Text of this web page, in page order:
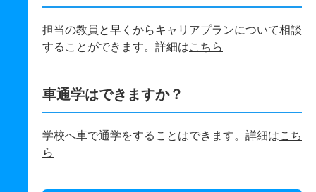
担当の教員と早くからキャリアプランについて相談
することができます。詳細はこちら
車通学はできますか？
学校へ車で通学をすることはできます。詳細はこち
ら